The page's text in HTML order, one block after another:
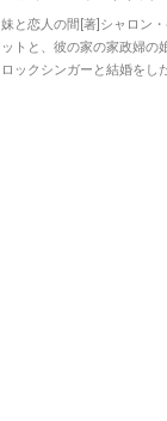
妹と恋人の間[著]シャロン
ットと、彼の家の家政婦の
ロックシンガーと結婚をし